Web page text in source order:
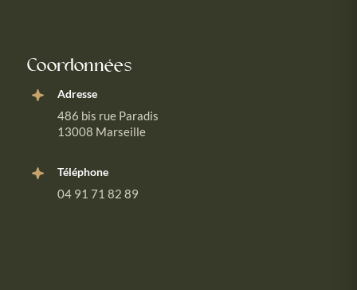
Coordonnées
Adresse
486 bis rue Paradis
13008 Marseille
Téléphone
04 91 71 82 89